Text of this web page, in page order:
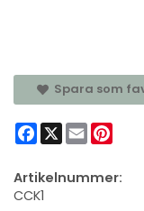
Spara som
Facebook
X Email
Artikelnummer:
CCK1